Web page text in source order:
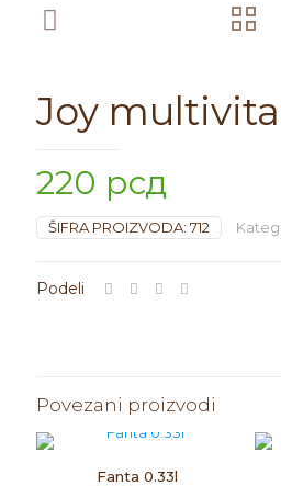
Joy
220 рсд
ŠIFRA PROIZVODA: 712
Povezani proizvodi
Fanta 0.33l